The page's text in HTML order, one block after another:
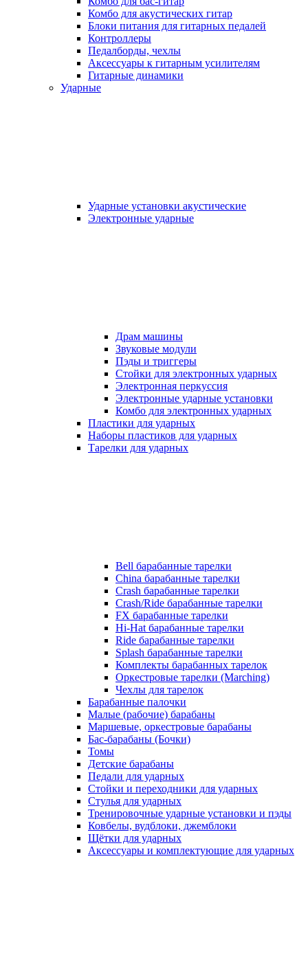
Комбо для акустических гитар
Блоки питания для гитарных педалей
Контроллеры
Педалборды, чехлы
Аксеcсуары к гитарным усилителям
Гитарные динамики
Ударные
Ударные установки акустические
Электронные ударные
Драм машины
Звуковые модули
Пэды и триггеры
Стойки для электронных ударных
Электронная перкуссия
Электронные ударные установки
Комбо для электронных ударных
Пластики для ударных
Наборы пластиков для ударных
Тарелки для ударных
Bell барабанные тарелки
China барабанные тарелки
Crash барабанные тарелки
Crash/Ride барабанные тарелки
FX барабанные тарелки
Hi-Hat барабанные тарелки
Ride барабанные тарелки
Splash барабанные тарелки
Комплекты барабанных тарелок
Оркестровые тарелки (Marching)
Чехлы для тарелок
Барабанные палочки
Малые (рабочие) барабаны
Маршевые, оркестровые барабаны
Бас-барабаны (Бочки)
Томы
Детские барабаны
Педали для ударных
Стойки и переходники для ударных
Стулья для ударных
Тренировочные ударные установки и пэды
Ковбелы, вудблоки, джемблоки
Щётки для ударных
Аксесcуары и комплектующие для ударных